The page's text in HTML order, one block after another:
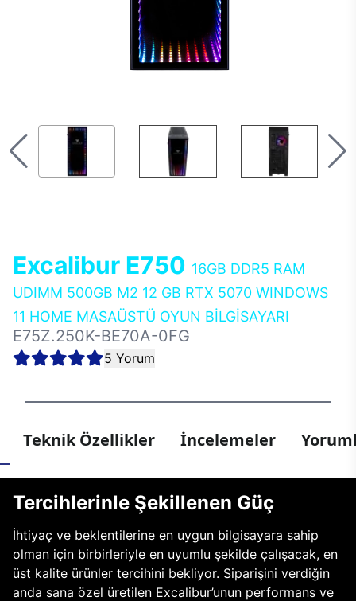
Excalibur E750 16GB DDR5 RAM
UDIMM 500GB M2 12 GB RTX 5070 WINDOWS
11 HOME MASAÜSTÜ OYUN BİLGİSAYARI
E75Z.250K-BE70A-0FG
5 Yorum
Teknik Özellikler İncelemeler
Tercihlerinle Şekillenen Güç
İhtiyaç ve beklentilerine en uygun bilgisayara sahip
olman için birbirleriyle en uyumlu şekilde çalışacak, en
üst kalite ürünler tercihini bekliyor. Siparişini verdiğin
anda sana özel üretilen Excalibur’unun performans ve